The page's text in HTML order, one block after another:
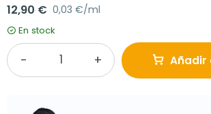
12,90 € 0,03 €/ml
En stock
Añadir